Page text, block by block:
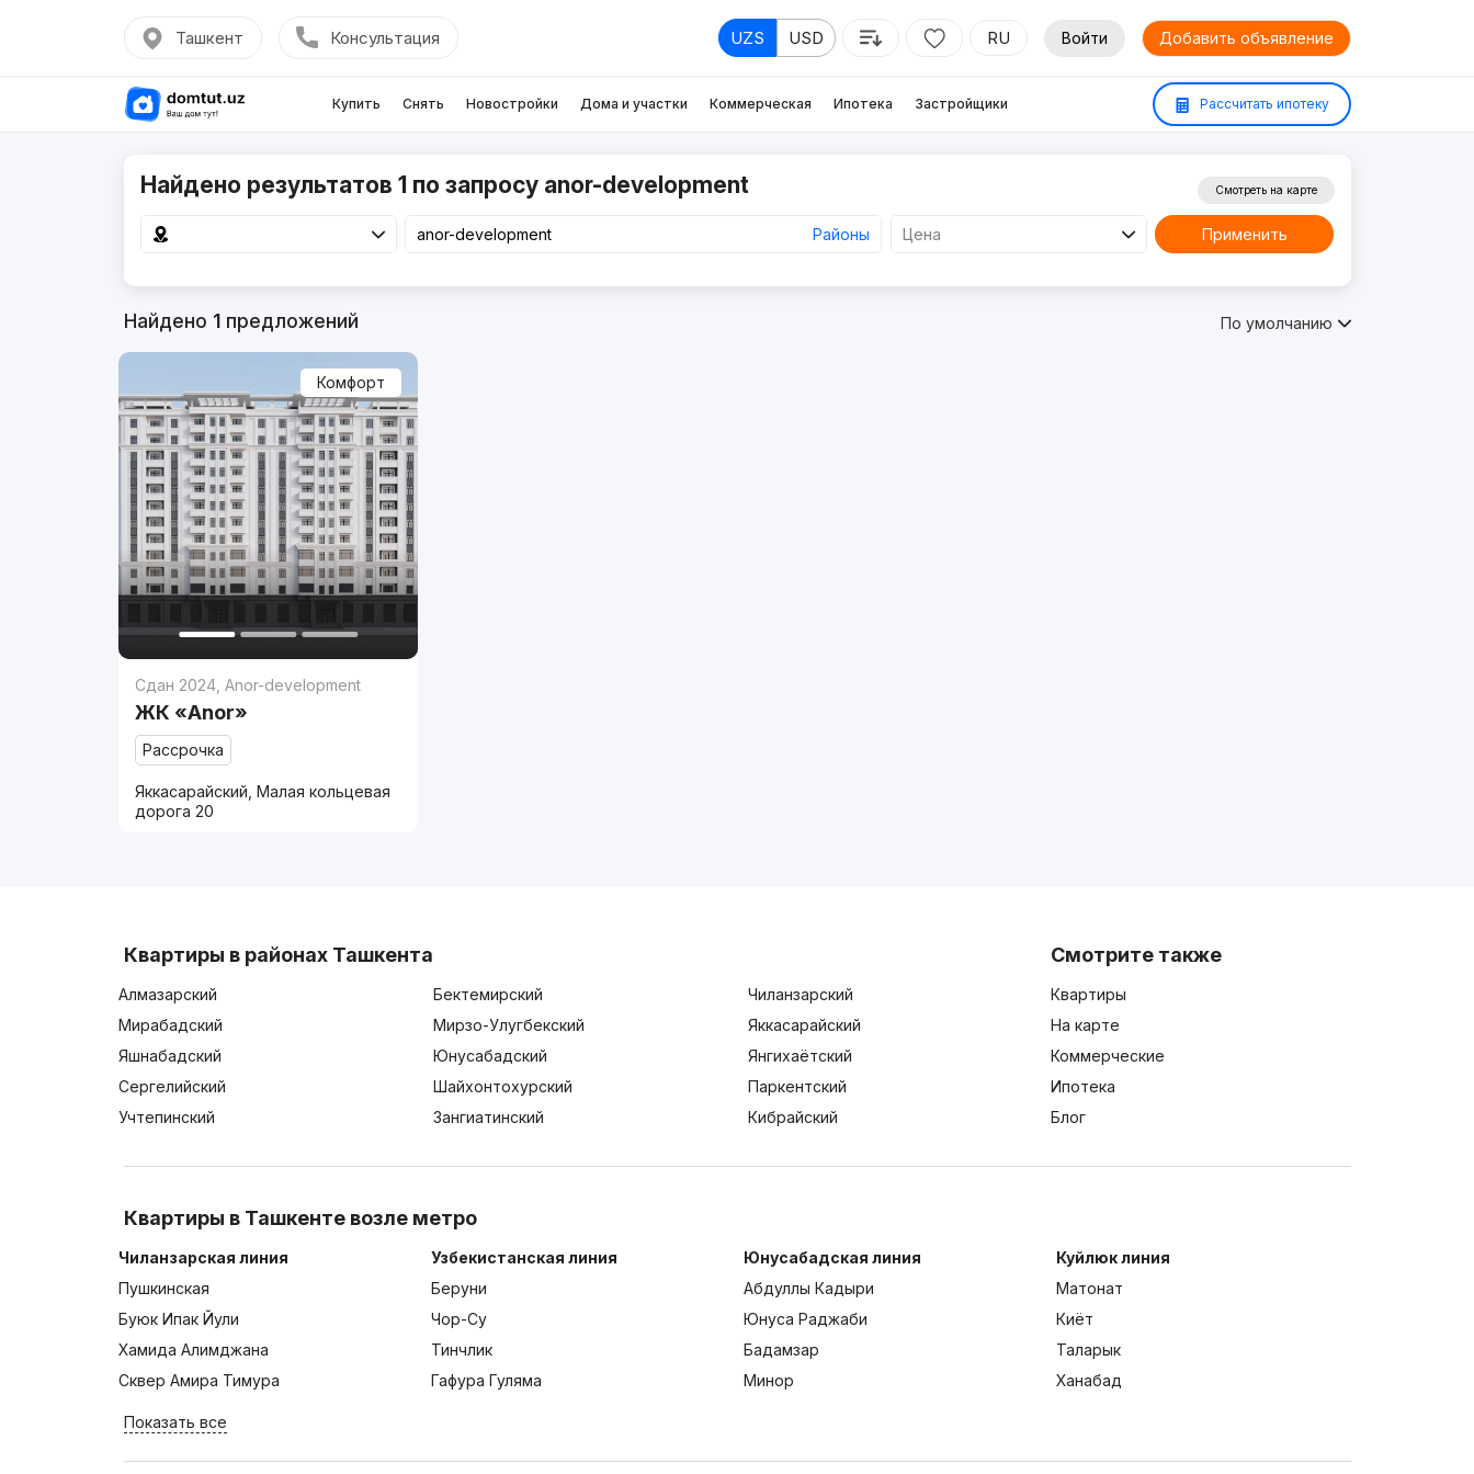
Ташкент Консультация UZS USD RU Войти Добавить объявление
Купить Снять Новостройки Дома и участки Коммерческая Ипотека Застройщики Рассчитать ипотеку
Найдено результатов 1 по запросу anor-development
Районы Цена
Смотреть на карте
Применить
Найдено 1предложений По умолчанию
Комфорт
Сдан 2024 ,Anor-development
ЖК «Anor»
Рассрочка
Яккасарайский, Малая кольцевая
дорога 20
Квартиры в районах Ташкента
Алмазарский Бектемирский
Чиланзарский
Мирабадский
Мирзо-Улугбекский
Яккасарайский
Яшнабадский
Юнусабадский
Янгихаётский
Сергелийский
Шайхонтохурский
Паркентский
Учтепинский
Зангиатинский Кибрайский
Смотрите также
Квартиры
На карте
Коммерческие
Ипотека
Блог
Квартиры в Ташкенте возле метро
Чиланзарская линия
Пушкинская
Буюк Ипак Йули
Хамида Алимджана
Сквер Амира Тимура
Узбекистанская линия
Беруни
Чор-Су
Тинчлик
Гафура Гуляма
Юнусабадская линия
Абдуллы Кадыри
Юнуса Раджаби
Бадамзар
Минор
Куйлюк линия
Матонат
Киёт
Таларык
Ханабад
Показать все